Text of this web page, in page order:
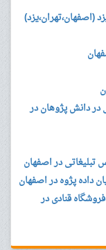
(اصفهان،تهران،یزد)
در دانش پژوهان در
تبلیغاتی در اصفهان
داده پژوه در اصفهان
قنادی در